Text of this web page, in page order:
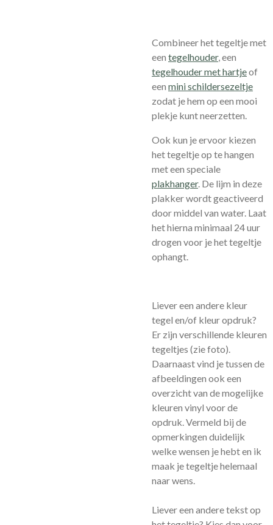
Combineer het tegeltje met
een tegelhouder, een
tegelhouder met hartjeof
een mini schildersezeltje
zodat je hem op een mooi
plekje kunt neerzetten.
Ook kun je ervoor kiezen
het tegeltje op te hangen
met een speciale
plakhanger. De lijm in deze
plakker wordt geactiveerd
door middel van water. Laat
het hierna minimaal 24 uur
drogen voor je het tegeltje
ophangt.
Liever een andere kleur
tegel en/of kleur opdruk?
Er zijn verschillende kleuren
tegeltjes (zie foto).
Daarnaast vind je tussen de
afbeeldingen ook een
overzicht van de mogelijke
kleuren vinyl voor de
opdruk. Vermeld bij de
opmerkingen duidelijk
welke wensen je hebt en ik
maak je tegeltje helemaal
naar wens.
Liever een andere tekst op